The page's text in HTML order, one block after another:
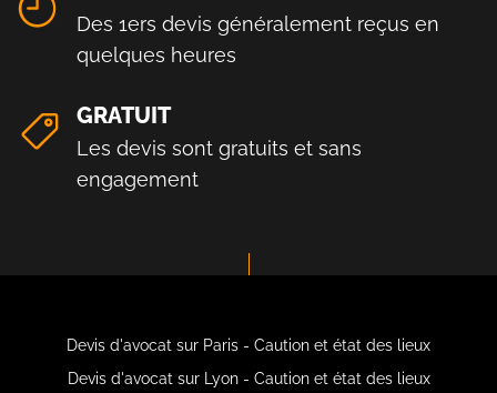
Des 1ers devis généralement reçus en
quelques heures
GRATUIT
Les devis sont gratuits et sans
engagement
Devis d'avocat sur Paris - Caution et état des lieux
Devis d'avocat sur Lyon - Caution et état des lieux